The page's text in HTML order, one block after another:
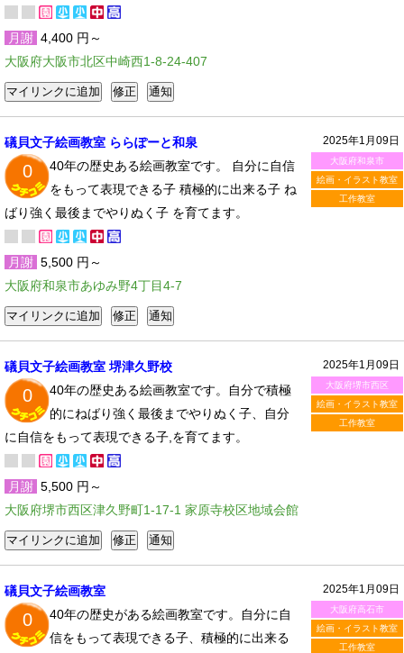
月謝 4,400 円～
大阪府大阪市北区中崎西1-8-24-407
2025年1月09日
大阪府和泉市
絵画・イラスト教室
工作教室
礒貝文子絵画教室 ららぽーと和泉
0
40年の歴史ある絵画教室です。 自分に自信
をもって表現できる子 積極的に出来る子 ね
ばり強く最後までやりぬく子 を育てます。
月謝 5,500 円～
大阪府和泉市あゆみ野4丁目4-7
2025年1月09日
大阪府堺市西区
絵画・イラスト教室
工作教室
礒貝文子絵画教室 堺津久野校
0
40年の歴史ある絵画教室です。自分で積極
的にねばり強く最後までやりぬく子、自分
に自信をもって表現できる子,を育てます。
月謝 5,500 円～
大阪府堺市西区津久野町1-17-1 家原寺校区地域会館
2025年1月09日
大阪府高石市
絵画・イラスト教室
工作教室
礒貝文子絵画教室
0
40年の歴史がある絵画教室です。自分に自
信をもって表現できる子、積極的に出来る